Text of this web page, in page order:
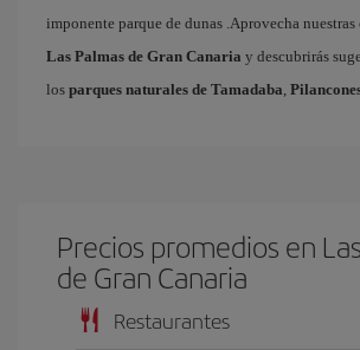
imponente parque de dunas .Aprovecha nuestras
Las Palmas de Gran Canaria y descubrirás
los parques naturales de Tamadaba,
Precios promedios en
de Gran Canaria
Restaurantes